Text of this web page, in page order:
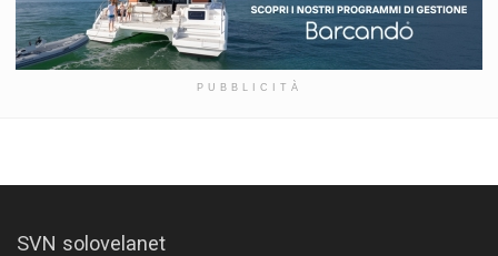
PUBBLICITÀ
SVN solovelanet